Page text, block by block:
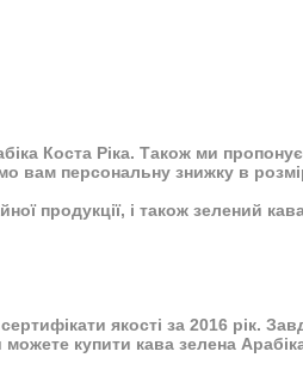
Коста Ріка. Також ми
вам персональну знижку в
продукції, і також зелений
сертифікати якості за 2016 рік.
купити кава зелена